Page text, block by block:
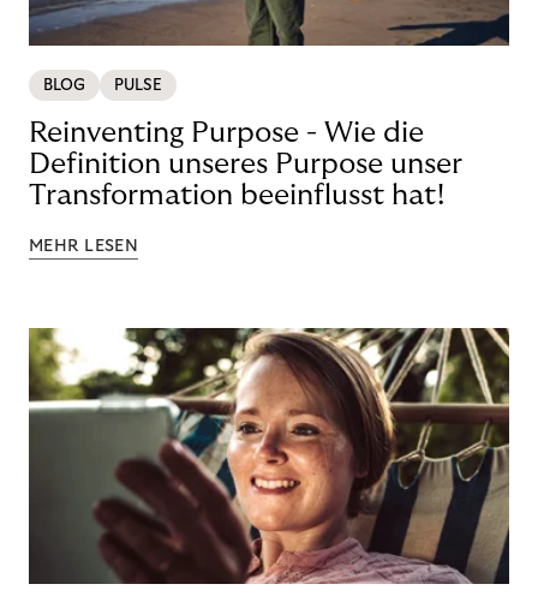
BLOG PULSE
Reinventing Purpose - Wie die
Definition unseres Purpose unser
Transformation beeinflusst hat!
MEHR LESEN